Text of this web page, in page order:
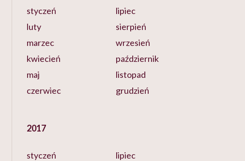
styczeń
luty
marzec
kwiecień
maj
czerwiec
lipiec
sierpień
wrzesień
październik
listopad
grudzień
2017
styczeń
lipiec